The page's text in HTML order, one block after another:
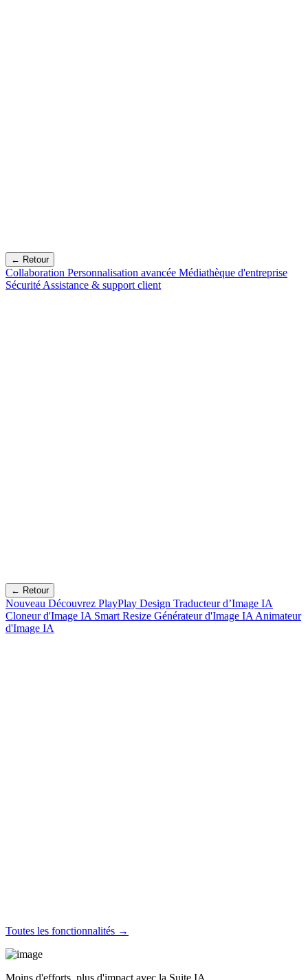
← Retour
Collaboration Personnalisation avancée Médiathèque d'entreprise
Sécurité Assistance & support client
← Retour
Nouveau Découvrez PlayPlay Design Traducteur d’Image IA
Cloneur d'Image IA Smart Resize Générateur d'Image IA Animateur
d'Image IA
Toutes les fonctionnalités →
Moins d'efforts, plus d'impact avec la Suite IA